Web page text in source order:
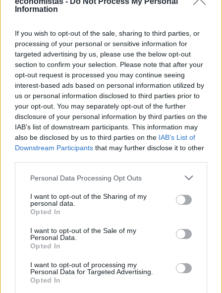
Information
If you wish to opt-out of the sale, sharing to third parties, or
processing of your personal or sensitive information for
targeted advertising by us, please use the below opt-out
section to confirm your selection. Please note that after your
opt-out request is processed you may continue seeing
interest-based ads based on personal information utilized by
us or personal information disclosed to third parties prior to
your opt-out. You may separately opt-out of the further
disclosure of your personal information by third parties on the
IAB’s list of downstream participants. This information may
also be disclosed by us to third parties on the IAB’s List of
Downstream Participants that may further disclose it to other
Personal Data Processing Opt Outs
I want to opt-out of the Sharing of my
personal data.
Opted In
I want to opt-out of the Sale of my
Personal Data.
Opted In
I want to opt-out of processing my
Personal Data for Targeted Advertising.
Opted In
Ηχηρό καμπανάκι κινδύνου από τις διεθνείς
τιμές των τροφίμων
Με φόντο τις διεργασίες για τη διαμόρφωση ενός φτηνότερου
"πακέτου" τροφίμων και άλλων ειδών ευρείας κατανάλωσης στο
εσωτερικό της χώρας, τα στοιχεία από τις διεθνείς αγορές
σκορπίζουν προβληματισμό.
ΓΙΩΡΓΟΣ ΠΑΠΠΟΥΣ /
ΟΙΚΟΝΟΜΙΑ
δημόσια συστήματα Υγείας- Τι δείχνουν τα
στοιχεία της Eurostat